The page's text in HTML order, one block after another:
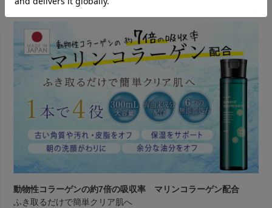
動物性コラーゲンの約7倍の吸収率 マリンコラーゲン配合
ふき取るだけで簡単クリア肌へ